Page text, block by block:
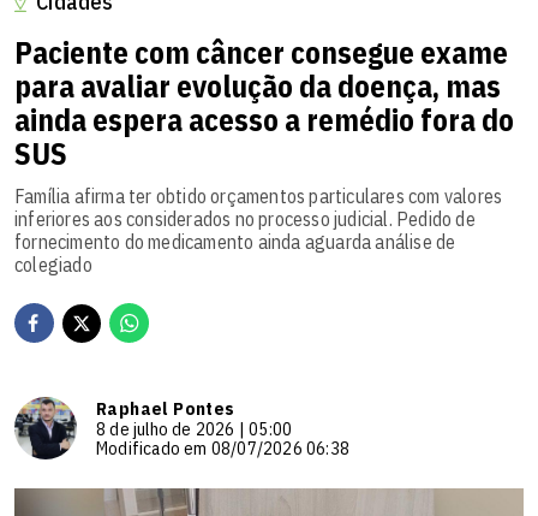
Paciente com câncer consegue exame
para avaliar evolução da doença, mas
ainda espera acesso a remédio fora do
SUS
Família afirma ter obtido orçamentos particulares com valores
inferiores aos considerados no processo judicial. Pedido de
fornecimento do medicamento ainda aguarda análise de
colegiado
Raphael Pontes
8 de julho de 2026 | 05:00
Modificado em 08/07/2026 06:38